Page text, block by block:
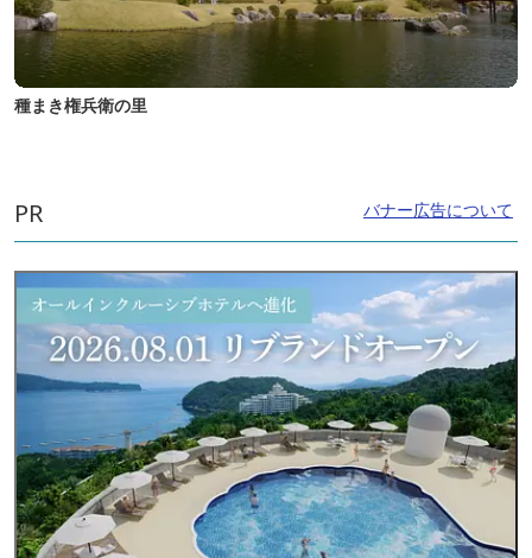
種まき権兵衛の里
PR バナー広告について